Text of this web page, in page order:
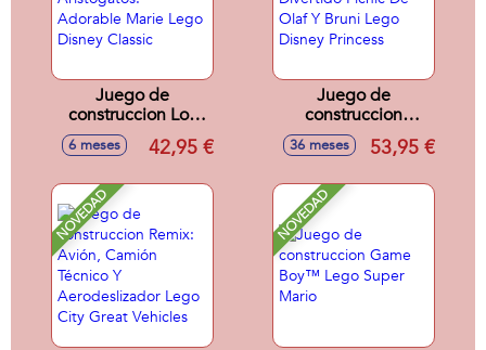
Juego de
construccion Los
Aristogatos:
Adorable Marie
Classic
6 meses 42,95 €
Juego de
construccion
Divertido Pícnic De
Olaf Y Bruni Lego
36 meses 53,95 €
NOVEDAD NOVEDAD